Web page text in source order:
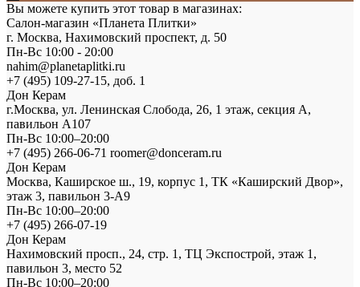
Вы можете купить этот товар в магазинах:
Салон-магазин «Планета Плитки»
г. Москва, Нахимовский проспект, д. 50
Пн-Вс 10:00 - 20:00
nahim@planetaplitki.ru
+7 (495) 109-27-15, доб. 1
Дон Керам
г.Москва, ул. Ленинская Слобода, 26, 1 этаж, секция А,
павильон А107
Пн-Вс 10:00–20:00
+7 (495) 266-06-71 roomer@donceram.ru
Дон Керам
Москва, Каширское ш., 19, корпус 1, ТК «Каширский Двор»,
этаж 3, павильон 3-А9
Пн-Вс 10:00–20:00
+7 (495) 266-07-19
Дон Керам
Нахимовский просп., 24, стр. 1, ТЦ Экспострой, этаж 1,
павильон 3, место 52
Пн-Вс 10:00–20:00